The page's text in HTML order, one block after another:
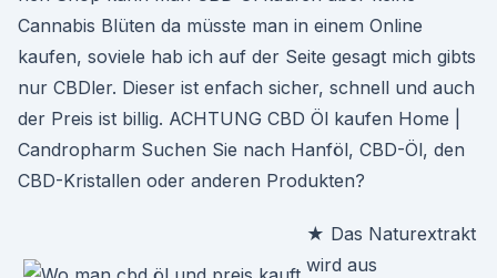
Cannabis Blüten da müsste man in einem Online
kaufen, soviele hab ich auf der Seite gesagt mich gibts
nur CBDler. Dieser ist enfach sicher, schnell und auch
der Preis ist billig. ACHTUNG CBD Öl kaufen Home |
Candropharm Suchen Sie nach Hanföl, CBD-Öl, den
CBD-Kristallen oder anderen Produkten?
★ Das Naturextrakt
wird aus